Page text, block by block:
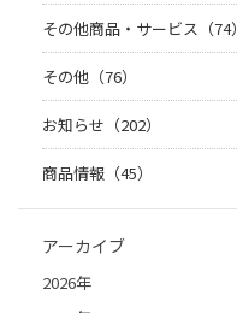
その他商品・サービス（74）
その他（76）
お知らせ（202）
商品情報（45）
アーカイブ
2026年